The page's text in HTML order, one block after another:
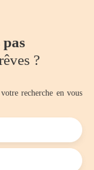
?
recherche en vous